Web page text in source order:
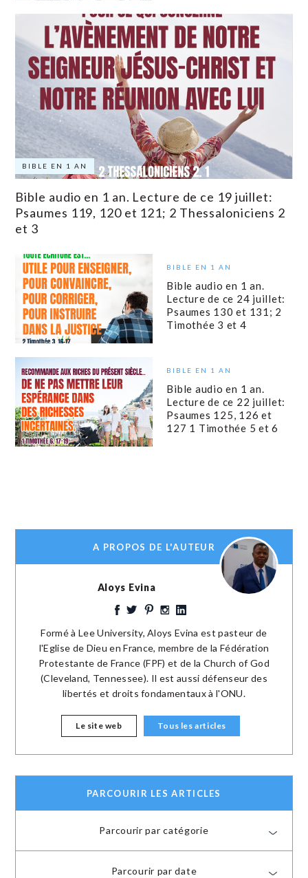
BIBLE EN 1 AN
Bible audio en 1 an. Lecture de ce 19 juillet:
Psaumes 119, 120 et 121; 2 Thessaloniciens 2
et 3
BIBLE EN 1 AN
Bible audio en 1 an.
Lecture de ce 24 juillet:
Psaumes 130 et 131; 2
Timothée 3 et 4
BIBLE EN 1 AN
Bible audio en 1 an.
Lecture de ce 22 juillet:
Psaumes 125, 126 et
127 1 Timothée 5 et 6
A PROPOS DE L'AUTEUR
Aloys Evina
Formé à Lee University, Aloys Evina est pasteur de
l'Eglise de Dieu en France, membre de la Fédération
Protestante de France (FPF) et de la Church of God
(Cleveland, Tennessee). Il est aussi défenseur des
libertés et droits fondamentaux à l'ONU.
Le site web Tous les articles
PARCOURIR LES ARTICLES
Parcourir par catégorie
Parcourir par date